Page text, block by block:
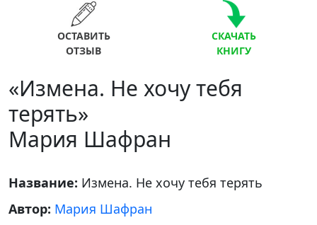
ОСТАВИТЬ
ОТЗЫВ
СКАЧАТЬ
КНИГУ
«Измена. Не хочу тебя
терять»
Мария Шафран
Название: Измена. Не хочу тебя терять
Автор: Мария Шафран